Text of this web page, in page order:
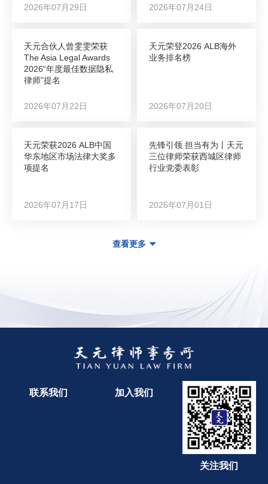
2026年07月29日 2026年07月24日
天元合伙人曾雯雯荣获
The Asia Legal Awards
2026“年度最佳数据隐私
律师”提名
2026年07月22日
天元荣登2026 ALB海外
业务排名榜
2026年07月20日
天元荣获2026 ALB中国
华东地区市场法律大奖多
项提名
2026年07月17日
先锋引领 担当有为丨天元
三位律师荣获西城区律师
行业党委表彰
2026年07月01日
查看更多
联系我们 加入我们
关注我们